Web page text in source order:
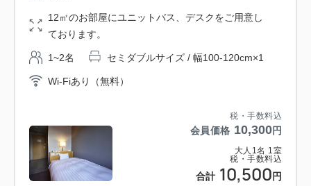
税・手数料込
会員価格 10,300円
大人 1名 1室
税・手数料込
合計 10,500 円
12㎡のお部屋にユニットバス、デスクをご用意し
ております。
1~2名 セミダブルサイズ / 幅100-120cm×1
Wi-Fiあり（無料）